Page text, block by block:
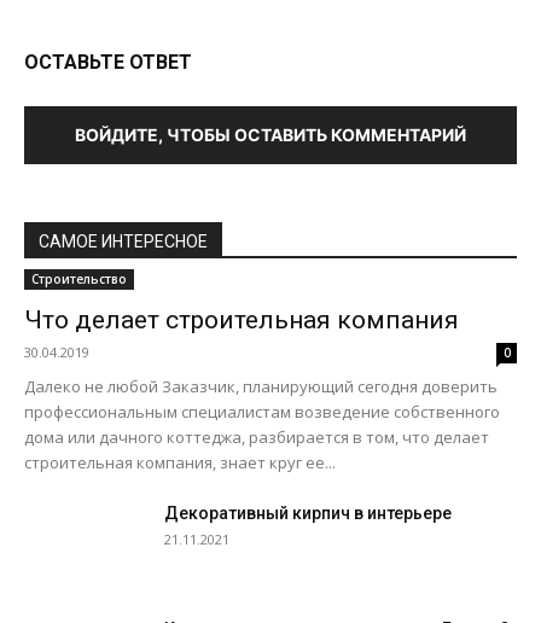
ОСТАВЬТЕ ОТВЕТ
ВОЙДИТЕ, ЧТОБЫ ОСТАВИТЬ КОММЕНТАРИЙ
САМОЕ ИНТЕРЕСНОЕ
Строительство
Что делает строительная компания
30.04.2019 0
Далеко не любой Заказчик, планирующий сегодня доверить
профессиональным специалистам возведение собственного
дома или дачного коттеджа, разбирается в том, что делает
строительная компания, знает круг ее...
Декоративный кирпич в интерьере
21.11.2021